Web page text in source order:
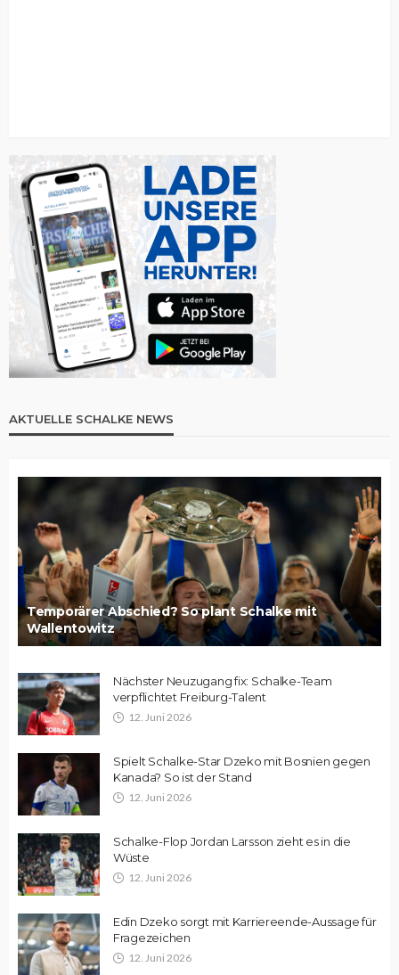
AKTUELLE SCHALKE NEWS
Temporärer Abschied? So plant Schalke mit
Wallentowitz
Nächster Neuzugang fix: Schalke-Team
verpflichtet Freiburg-Talent
12. Juni 2026
Spielt Schalke-Star Dzeko mit Bosnien gegen
Kanada? So ist der Stand
12. Juni 2026
Schalke-Flop Jordan Larsson zieht es in die
Wüste
12. Juni 2026
Edin Dzeko sorgt mit Karriereende-Aussage für
Fragezeichen
12. Juni 2026